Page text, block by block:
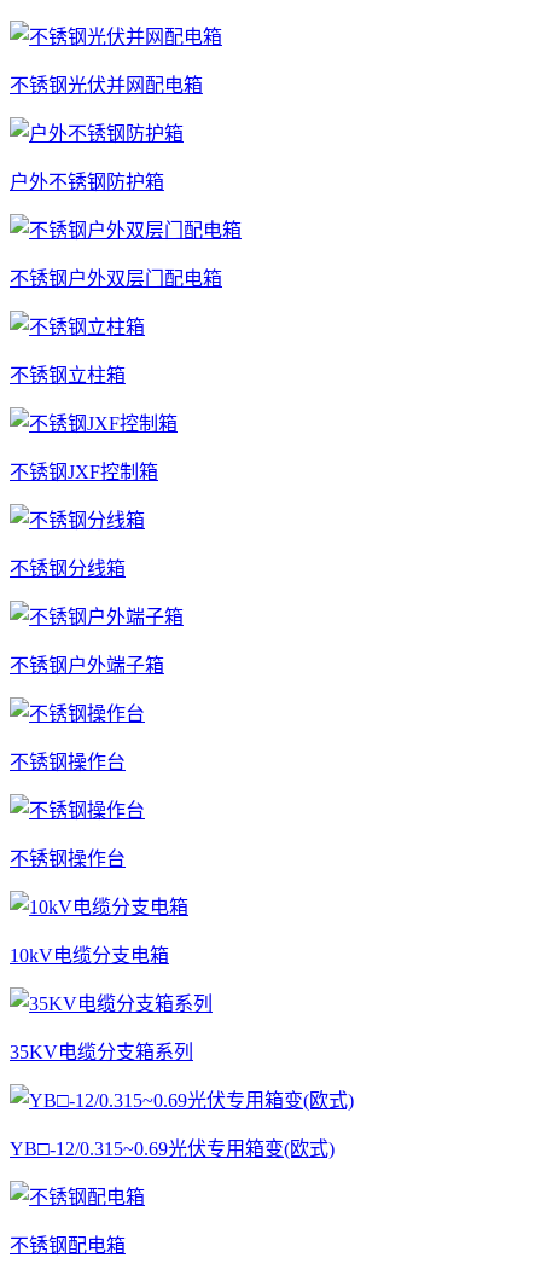
不锈钢光伏并网配电箱
户外不锈钢防护箱
不锈钢户外双层门配电箱
不锈钢立柱箱
不锈钢JXF控制箱
不锈钢分线箱
不锈钢户外端子箱
不锈钢操作台
不锈钢操作台
10kV电缆分支电箱
35KV电缆分支箱系列
YB□-12/0.315~0.69光伏专用箱变(欧式)
不锈钢配电箱